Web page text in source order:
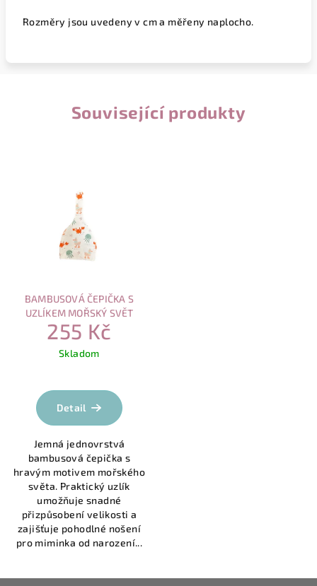
Rozměry jsou uvedeny v cm a měřeny naplocho.
Související produkty
BAMBUSOVÁ ČEPIČKA S
UZLÍKEM MOŘSKÝ SVĚT
255 Kč
Skladom
Detail
Jemná jednovrstvá
bambusová čepička s
hravým motivem mořského
světa. Praktický uzlík
umožňuje snadné
přizpůsobení velikosti a
zajišťuje pohodlné nošení
pro miminka od narození...